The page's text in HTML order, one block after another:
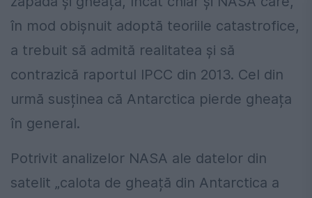
în mod obișnuit adoptă teoriile catastrofice,
a trebuit să admită realitatea și să
contrazică raportul IPCC din 2013. Cel din
urmă susținea că Antarctica pierde gheața
în general.
Potrivit analizelor NASA ale datelor din
satelit „calota de gheață din Antarctica a